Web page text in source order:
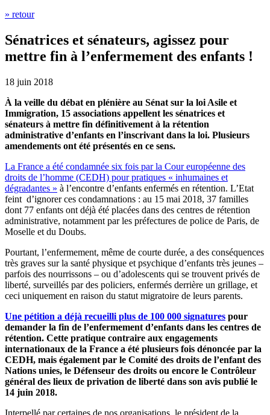
» retour
Sénatrices et sénateurs, agissez pour
mettre fin à l’enfermement des enfants !
18 juin 2018
À la veille du débat en plénière au Sénat sur la loi Asile et
Immigration, 15 associations appellent les sénatrices et
sénateurs à mettre fin définitivement à la rétention
administrative d’enfants en l’inscrivant dans la loi. Plusieurs
amendements ont été présentés en ce sens.
La France a été condamnée six fois par la Cour européenne des
droits de l’homme (CEDH) pour pratiques « inhumaines et
dégradantes » à l’encontre d’enfants enfermés en rétention. L’Etat
feint d’ignorer ces condamnations : au 15 mai 2018, 37 familles
dont 77 enfants ont déjà été placées dans des centres de rétention
administrative, notamment par les préfectures de police de Paris, de
Moselle et du Doubs.
Pourtant, l’enfermement, même de courte durée, a des conséquences
très graves sur la santé physique et psychique d’enfants très jeunes –
parfois des nourrissons – ou d’adolescents qui se trouvent privés de
liberté, surveillés par des policiers, enfermés derrière un grillage, et
ceci uniquement en raison du statut migratoire de leurs parents.
Une pétition a déjà recueilli plus de 100 000 signatures pour
demander la fin de l’enfermement d’enfants dans les centres de
rétention. Cette pratique contraire aux engagements
internationaux de la France a été plusieurs fois dénoncée par la
CEDH, mais également par le Comité des droits de l’enfant des
Nations unies, le Défenseur des droits ou encore le Contrôleur
général des lieux de privation de liberté dans son avis publié le
14 juin 2018.
Interpellé par certaines de nos organisations, le président de la